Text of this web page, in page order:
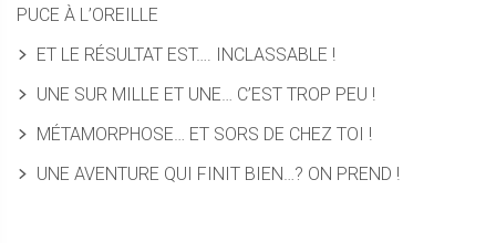
PUCE À L’OREILLE
ET LE RÉSULTAT EST…. INCLASSABLE !
UNE SUR MILLE ET UNE… C’EST TROP PEU !
MÉTAMORPHOSE… ET SORS DE CHEZ TOI !
UNE AVENTURE QUI FINIT BIEN…? ON PREND !